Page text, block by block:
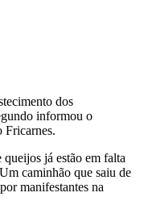
dos
informou o
Fricarnes.
já estão em falta
caminhão que saiu de
manifestantes na